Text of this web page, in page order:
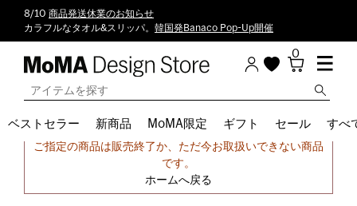
8/10 商品発送休業のお知らせ
カラフルなタオル&スリッパ。 韓国発Banaco Pop-Up開催
0
ベストセラー 新商品 MoMA限定 ギフト セール すべ
申し訳ございません。
ご指定の商品は販売終了か、ただ今お取扱いできない商品
です。
ホームへ戻る